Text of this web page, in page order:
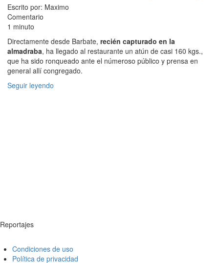
Escrito por: Maximo
Comentario
1 minuto
Directamente desde Barbate, recién capturado en la
almadraba, ha llegado al restaurante un atún de casi 160 kgs.,
que ha sido ronqueado ante el númeroso público y prensa en
general allí congregado.
Seguir leyendo
Reportajes
Condiciones de uso
Política de privacidad